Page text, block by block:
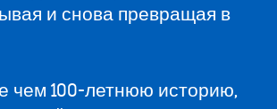
и снова превращая в
чем 100-летнюю историю,